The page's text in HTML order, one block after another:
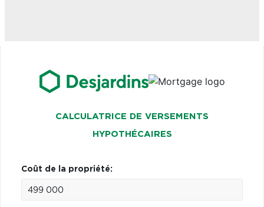
CALCULATRICE DE VERSEMENTS
HYPOTHÉCAIRES
Coût de la propriété: